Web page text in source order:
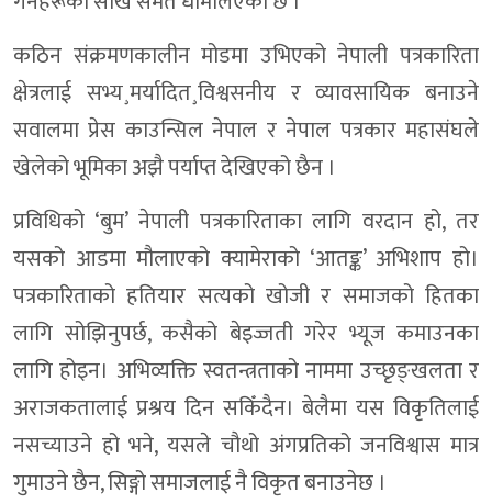
कठिन संक्रमणकालीन मोडमा उभिएको नेपाली पत्रकारिता
क्षेत्रलाई सभ्य¸मर्यादित¸विश्वसनीय र व्यावसायिक बनाउने
सवालमा प्रेस काउन्सिल नेपाल र नेपाल पत्रकार महासंघले
खेलेको भूमिका अझै पर्याप्त देखिएको छैन ।
प्रविधिको ‘बुम’ नेपाली पत्रकारिताका लागि वरदान हो, तर
यसको आडमा मौलाएको क्यामेराको ‘आतङ्क’ अभिशाप हो।
पत्रकारिताको हतियार सत्यको खोजी र समाजको हितका
लागि सोझिनुपर्छ, कसैको बेइज्जती गरेर भ्यूज कमाउनका
लागि होइन। अभिव्यक्ति स्वतन्त्रताको नाममा उच्छृङ्खलता र
अराजकतालाई प्रश्रय दिन सकिँदैन। बेलैमा यस विकृतिलाई
नसच्याउने हो भने, यसले चौथो अंगप्रतिको जनविश्वास मात्र
गुमाउने छैन, सिङ्गो समाजलाई नै विकृत बनाउनेछ ।